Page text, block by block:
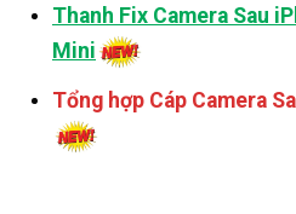
Thanh Fix Camera Sau
Mini
Tổng hợp Cáp Camera